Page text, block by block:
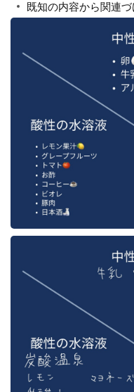
既知の内容から関連づ